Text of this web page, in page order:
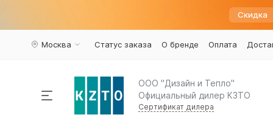
Скидка
Москва Статус заказа О бренде Оплата
ООО "Дизайн и Тепло"
Официальный дилер КЗТО
Сертификат дилера